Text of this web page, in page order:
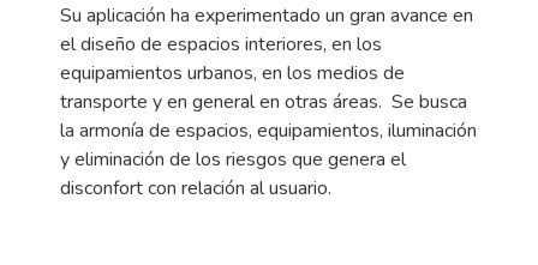
Su aplicación ha experimentado un gran avance en
el diseño de espacios interiores, en los
equipamientos urbanos, en los medios de
transporte y en general en otras áreas. Se busca
la armonía de espacios, equipamientos, iluminación
y eliminación de los riesgos que genera el
disconfort con relación al usuario.